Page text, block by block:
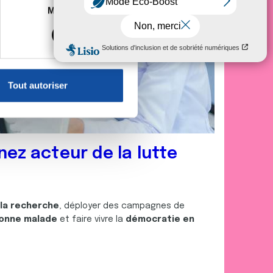
à plusieurs mètres près
reportez-vous à lasection «
sur les cookies.
informations que
Marketing
Tout autoriser
acteur de la lutte
recherche, déployer des campagnes de
malade et faire vivre la démocratie en